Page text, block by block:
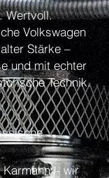
Wertvoll.
Volkswagen
Stärke –
und mit echter
Technik.
– wir